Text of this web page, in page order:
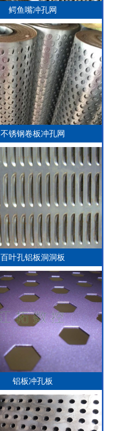
鳄鱼嘴冲孔网
不锈钢卷板冲孔网
百叶孔铝板洞洞板
铝板冲孔板